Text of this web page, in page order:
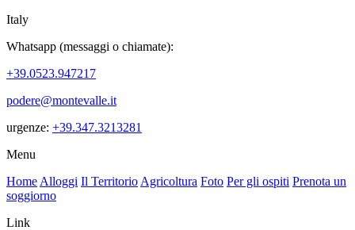
Italy
Whatsapp (messaggi o chiamate):
+39.0523.947217
podere@montevalle.it
urgenze: +39.347.3213281
Menu
Home Alloggi Il Territorio Agricoltura Foto Per gli ospiti Prenota un
soggiorno
Link